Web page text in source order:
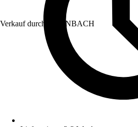
Verkauf durch: HORNBACH